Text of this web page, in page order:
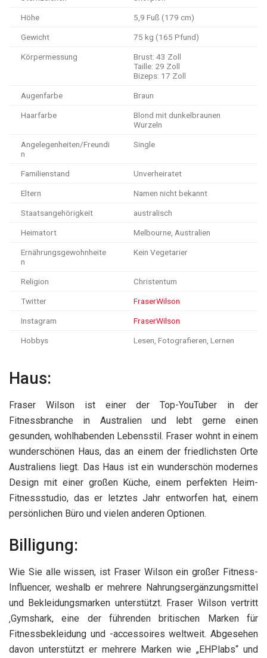
Höhe 5,9 Fuß (179 cm)
Gewicht 75 kg (165 Pfund)
Körpermessung
Brust: 43 Zoll
Taille: 29 Zoll
Bizeps: 17 Zoll
Augenfarbe Braun
Haarfarbe
Blond mit dunkelbraunen
Wurzeln
Angelegenheiten/Freundi
n
Single
Familienstand Unverheiratet
Eltern Namen nicht bekannt
Staatsangehörigkeit australisch
Heimatort Melbourne, Australien
Ernährungsgewohnheite
n
Kein Vegetarier
Religion Christentum
Twitter FraserWilson
Instagram FraserWilson
Hobbys Lesen, Fotografieren, Lernen
Haus:
Fraser Wilson ist einer der Top-YouTuber in der
Fitnessbranche in Australien und lebt gerne einen
gesunden, wohlhabenden Lebensstil. Fraser wohnt in einem
wunderschönen Haus, das an einem der friedlichsten Orte
Australiens liegt. Das Haus ist ein wunderschön modernes
Design mit einer großen Küche, einem perfekten Heim-
Fitnessstudio, das er letztes Jahr entworfen hat, einem
persönlichen Büro und vielen anderen Optionen.
Billigung:
Wie Sie alle wissen, ist Fraser Wilson ein großer Fitness-
Influencer, weshalb er mehrere Nahrungsergänzungsmittel
und Bekleidungsmarken unterstützt. Fraser Wilson vertritt
‚Gymshark, eine der führenden britischen Marken für
Fitnessbekleidung und -accessoires weltweit. Abgesehen
davon unterstützt er mehrere Marken wie „EHPlabs“ und